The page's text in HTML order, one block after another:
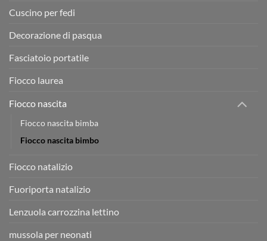
Cuscino per fedi
Decorazione di pasqua
Fasciatoio portatile
Fiocco laurea
Fiocco nascita
Fiocco nascita bimba
Fiocco nascita bimbo
Fiocco natalizio
Fuoriporta natalizio
Lenzuola carrozzina lettino
mussola per neonati